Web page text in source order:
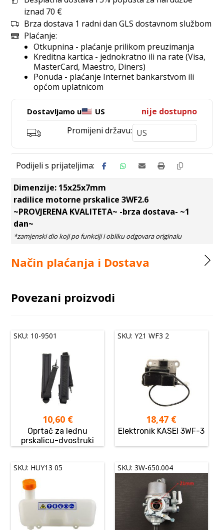
iznad 70 €
Brza dostava 1 radni dan GLS dostavnom službom
Plaćanje:
Otkupnina - plaćanje prilikom preuzimanja
Kreditna kartica - jednokratno ili na rate (Visa,
MasterCard, Maestro, Diners)
Ponuda - plaćanje Internet bankarstvom ili
općom uplatnicom
Dostavljamo u US
nije dostupno
Promijeni državu:
Dimenzije: 15x25x7mm
radilice motorne prskalice 3WF2.6
~PROVJERENA KVALITETA~ -brza dostava- ~1
dan~
Način plaćanja i Dostava
Povezani proizvodi
SKU: 10-9501
10,60 €
Oprtač za leđnu
prskalicu-dvostruki
SKU: Y21 WF3 2
18,47 €
Elektronik KASEI 3WF-3
SKU: HUY13 05 SKU: 3W-650.004